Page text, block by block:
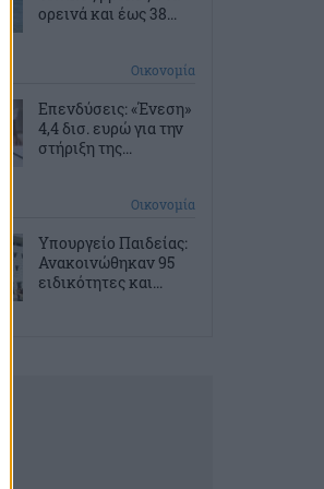
ορεινά και έως 38...
Οικονομία
Επενδύσεις: «Ένεση»
4,4 δισ. ευρώ για την
στήριξη της...
Οικονομία
Υπουργείο Παιδείας:
Ανακοινώθηκαν 95
ειδικότητες και...